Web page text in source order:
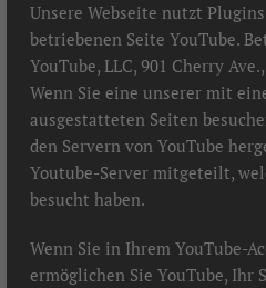
Unsere Webseite nutzt
betriebenen Seite YouTube.
YouTube, LLC, 901 Cherry
Wenn Sie eine unserer mit
ausgestatteten Seiten
den Servern von YouTube
Youtube-Server mitgeteilt,
besucht haben.
Wenn Sie in Ihrem YouTube-
ermöglichen Sie YouTube,